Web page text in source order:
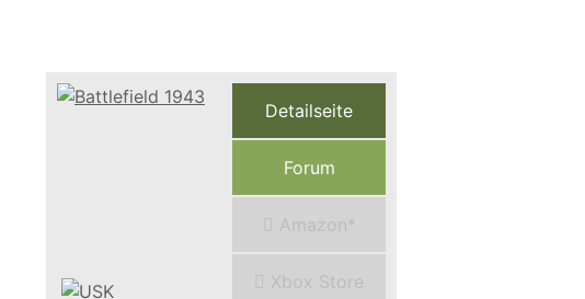
Detailseite
Forum
Amazon*
Xbox Store